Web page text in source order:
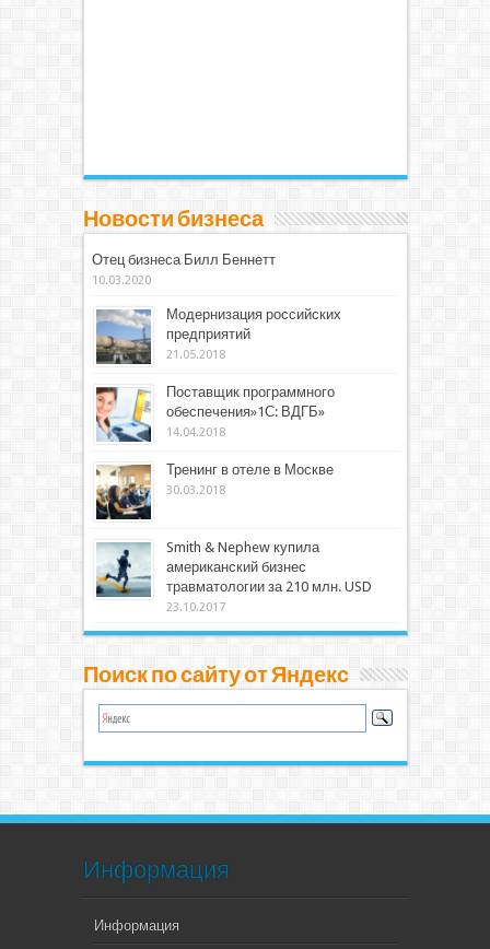
Новости бизнеса
Отец бизнеса Билл Беннетт
10.03.2020
Модернизация российских
предприятий
21.05.2018
Поставщик программного
обеспечения»1С: ВДГБ»
14.04.2018
Тренинг в отеле в Москве
30.03.2018
Smith & Nephew купила
американский бизнес
травматологии за 210 млн. USD
23.10.2017
Поиск по сайту от Яндекс
Информация
Информация